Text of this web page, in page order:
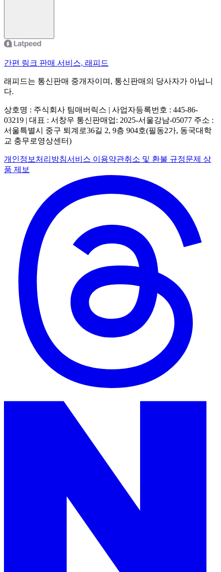
간편 링크 판매 서비스, 래피드
래피드는 통신판매 중개자이며, 통신판매의 당사자가 아닙니
다.
상호명 : 주식회사 팀매버릭스 | 사업자등록번호 : 445-86-
03219 | 대표 : 서창우 통신판매업: 2025-서울강남-05077 주소 :
서울특별시 중구 퇴계로36길 2, 9층 904호(필동2가, 동국대학
교 충무로영상센터)
개인정보처리방침서비스 이용약관취소 및 환불 규정문제 상
품 제보